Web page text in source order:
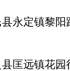
永定镇黎阳
匡远镇花园